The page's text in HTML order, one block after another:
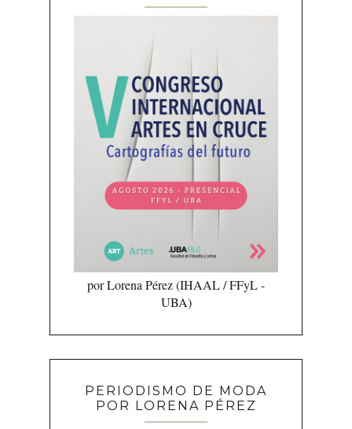
por Lorena Pérez (IHAAL / FFyL -
UBA)
PERIODISMO DE MODA
POR LORENA PÉREZ